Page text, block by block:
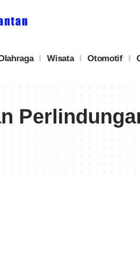
Wisata Otomotif